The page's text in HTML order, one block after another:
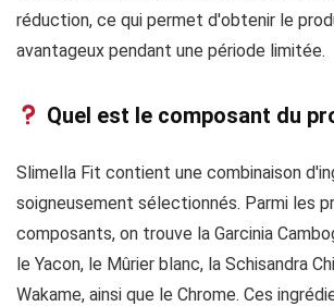
réduction, ce qui permet d'obtenir le
avantageux pendant une période limitée.
Quel est le composant du
Slimella Fit contient une combinaison
soigneusement sélectionnés. Parmi les
composants, on trouve la Garcinia
le Yacon, le Mûrier blanc, la Schisandra
Wakame, ainsi que le Chrome. Ces